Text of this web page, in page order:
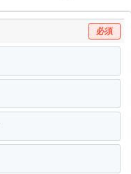
必須